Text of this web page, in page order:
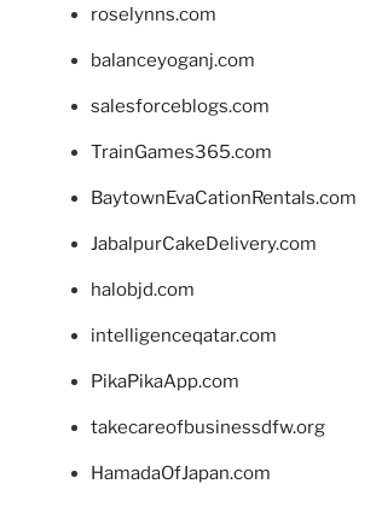
roselynns.com
balanceyoganj.com
salesforceblogs.com
TrainGames365.com
BaytownEvaCationRentals.com
JabalpurCakeDelivery.com
halobjd.com
intelligenceqatar.com
PikaPikaApp.com
takecareofbusinessdfw.org
HamadaOfJapan.com